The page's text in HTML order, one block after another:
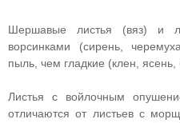
Шершавые листья (вяз) и
ворсинками (сирень,
пыль, чем гладкие (клен, ясень,
Листья с войлочным
отличаются от листьев с